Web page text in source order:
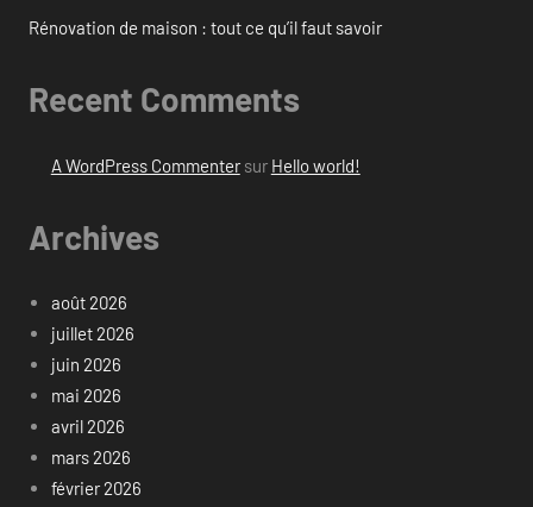
Rénovation de maison : tout ce qu’il faut savoir
Recent Comments
A WordPress Commentersur Hello world!
Archives
août 2026
juillet 2026
juin 2026
mai 2026
avril 2026
mars 2026
février 2026